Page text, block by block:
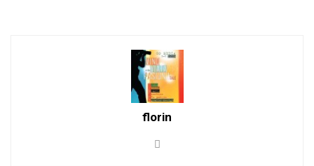
florin